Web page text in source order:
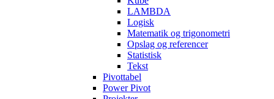
LAMBDA
Logisk
Matematik og trigonometri
Opslag og referencer
Statistisk
Tekst
Pivottabel
Power Pivot